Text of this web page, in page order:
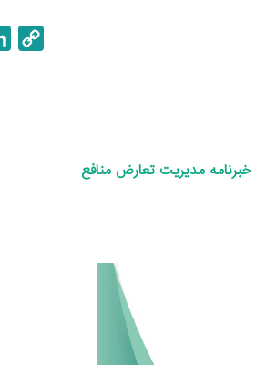
خبرنامه مدیریت تعارض منافع